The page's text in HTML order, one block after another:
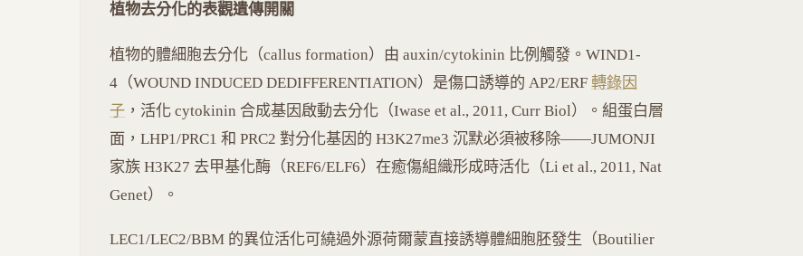
植物去分化的表觀遺傳開關
植物的體細胞去分化（callus formation）由 auxin/cytokinin 比例觸發。WIND1-
4（WOUND INDUCED DEDIFFERENTIATION）是傷口誘導的 AP2/ERF 轉錄因
子 ，活化 cytokinin 合成基因啟動去分化（Iwase et al., 2011, Curr Biol）。組蛋白層
面，LHP1/PRC1 和 PRC2 對分化基因的 H3K27me3 沉默必須被移除——JUMONJI
家族 H3K27 去甲基化酶（REF6/ELF6）在癒傷組織形成時活化（Li et al., 2011, Nat
Genet）。
LEC1/LEC2/BBM 的異位活化可繞過外源荷爾蒙直接誘導體細胞胚發生（Boutilier